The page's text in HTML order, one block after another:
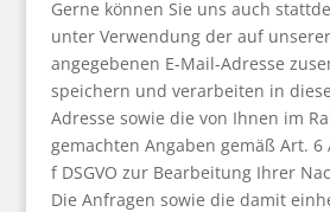
Gerne können Sie uns auch
unter Verwendung der auf
angegebenen E-Mail-Adresse
speichern und verarbeiten in
Adresse sowie die von Ihnen im
gemachten Angaben gemäß Art. 6
f DSGVO zur Bearbeitung Ihrer
Die Anfragen sowie die damit